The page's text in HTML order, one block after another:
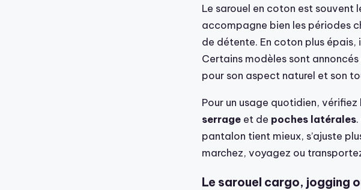
Le sarouel en coton est souvent
accompagne bien les périodes
de détente. En coton plus
Certains modèles sont annoncés
pour son aspect naturel et son
Pour un usage quotidien, vérifiez
serrage et de poches latérales
pantalon tient mieux, s’ajuste
marchez, voyagez ou
Le sarouel cargo, jogging